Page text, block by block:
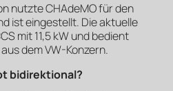
nutzte CHAdeMO für den
ist eingestellt. Die aktuelle
mit 11,5 kW und bedient
dem VW-Konzern.
bidirektional?